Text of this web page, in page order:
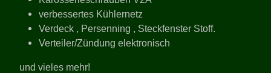
verbessertes Kühlernetz
Verdeck , Persenning , Steckfenster Stoff.
Verteiler/Zündung elektronisch
und vieles mehr!